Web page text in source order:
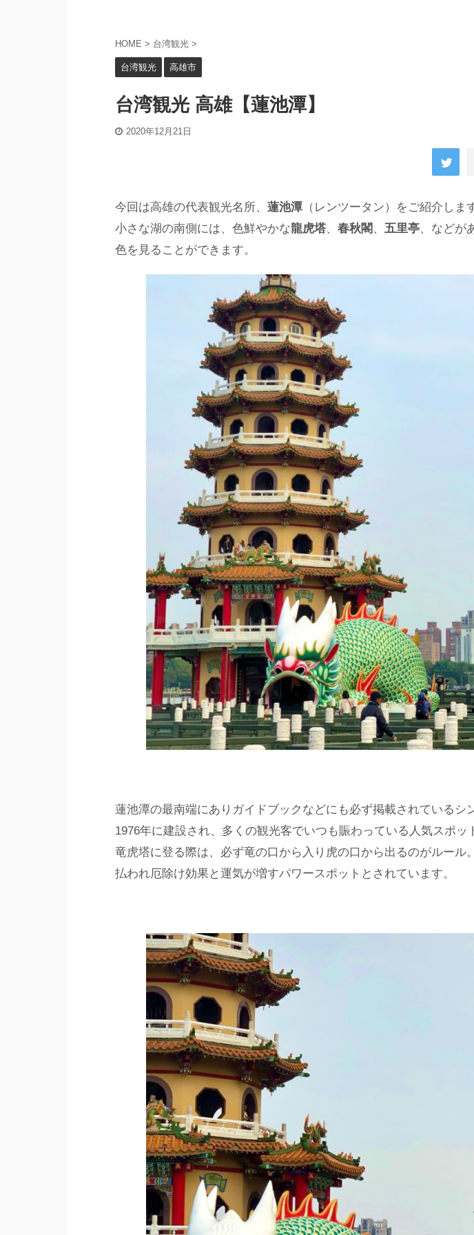
HOME > 台湾観光 >
台湾観光 高雄市
台湾観光 高雄【蓮池潭】
2020年12月21日
今回は高雄の代表観光名所、 蓮池潭 （レンツータン）をご紹介しま
小さな湖の南側には、色鮮やかな龍虎塔、 春秋閣 、 五里亭、などが
色を見ることができます。
蓮池潭の最南端にありガイドブックなどにも必ず掲載されているシ
1976年に建設され、多くの観光客でいつも賑わっている人気スポッ
竜虎塔に登る際は、必ず竜の口から入り虎の口から出るのがルー
払われ厄除け効果と運気が増すパワースポットとされています。